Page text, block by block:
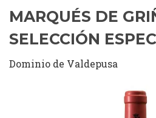
MARQUÉS DE
SELECCIÓN
Dominio de Valdepusa